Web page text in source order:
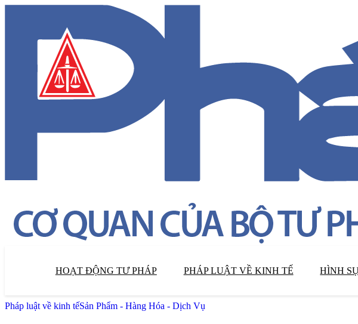
HOẠT ĐỘNG TƯ PHÁP PHÁP LUẬT VỀ KINH TẾ HÌNH
Pháp luật về kinh tếSản Phẩm - Hàng Hóa - Dịch Vụ